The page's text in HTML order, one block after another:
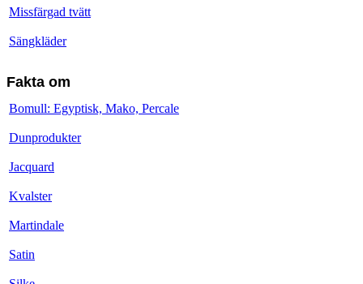
Missfärgad tvätt
Sängkläder
Fakta om
Bomull: Egyptisk, Mako, Percale
Dunprodukter
Jacquard
Kvalster
Martindale
Satin